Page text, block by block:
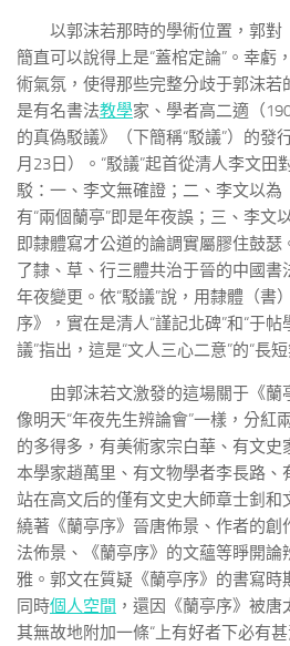
以郭沫若那時的學術位置，郭對
簡直可以說得上是“蓋棺定論”。幸虧
術氣氛，使得那些完整分歧于郭沫若
是有名書法教學家、學者高二適（
的真偽駁議》（下簡稱“駁議”）的發
月23日）。“駁議”起首從清人李文田
駁：一、李文無確證；二、李文以為
有“兩個蘭亭”即是年夜誤；三、李文
即隸體寫才公道的論調實屬膠住鼓瑟
了隸、草、行三體共治于晉的中國書
年夜變更。依“駁議”說，用隸體（書
序》，實在是清人“謹記北碑”和“于帖
議”指出，這是“文人三心二意”的“長短
由郭沫若文激發的這場關于《
像明天“年夜先生辨論會”一樣，分紅
的多得多，有美術家宗白華、有文史
本學家趙萬里、有文物學者李長路、
站在高文后的僅有文史大師章士釗和
繞著《蘭亭序》晉唐佈景、作者的創
法佈景、《蘭亭序》的文蘊等睜開
雅。郭文在質疑《蘭亭序》的書寫時
同時個人空間 ，還因《蘭亭序》被
其無故地附加一條“上有好者下必有甚